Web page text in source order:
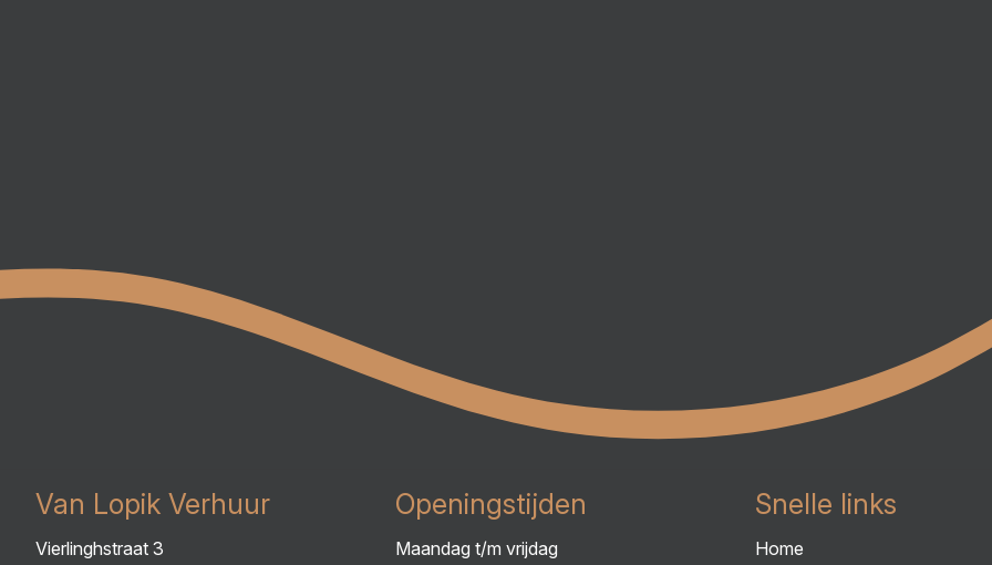
Van Lopik Verhuur
Vierlinghstraat 3
Openingstijden
Maandag t/m vrijdag
Snelle links
Home